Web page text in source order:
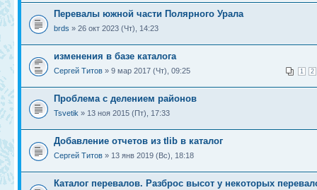
Перевалы южной части Полярного Урала
brds » 26 окт 2023 (Чт), 14:23
изменения в базе каталога
1 2
Сергей Титов » 9 мар 2017 (Чт), 09:25
Проблема с делением районов
Tsvetik » 13 ноя 2015 (Пт), 17:33
Добавление отчетов из tlib в каталог
Сергей Титов » 13 янв 2019 (Вс), 18:18
Каталог перевалов. Разброс высот у некоторых